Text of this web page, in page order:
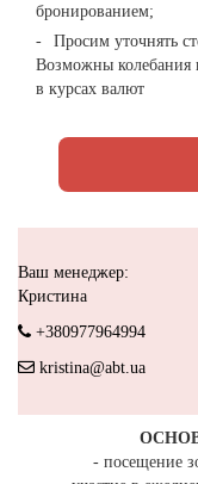
бронированием;
Просим уточнять
Возможны колебания
в курсах валют
Ваш менеджер:
Кристина
+380977964994
kristina@abt.ua
- посещение